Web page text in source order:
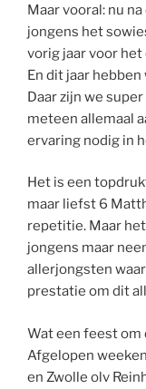
Maar vooral: nu
jongens het
vorig jaar voor
En dit jaar
Daar zijn we
meteen allemaal
ervaring nodig in
Het is een
maar liefst 6
repetitie. Maar
jongens maar
allerjongsten
prestatie om dit
Wat een feest om
Afgelopen
en Zwolle olv